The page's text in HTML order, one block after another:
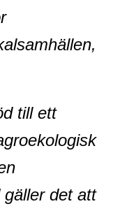
till ett
det att